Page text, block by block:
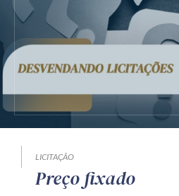
LICITAÇÃO
Preço fixado